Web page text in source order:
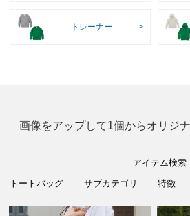
トレーナー
画像をアップして1個からオリジ
アイテム検索